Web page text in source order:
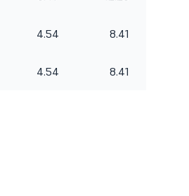
4.54 8.41
4.54 8.41